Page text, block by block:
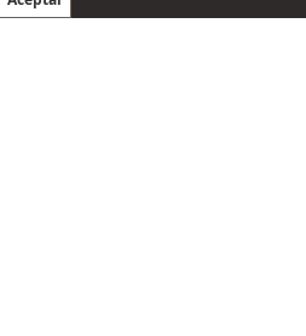
Blazmo